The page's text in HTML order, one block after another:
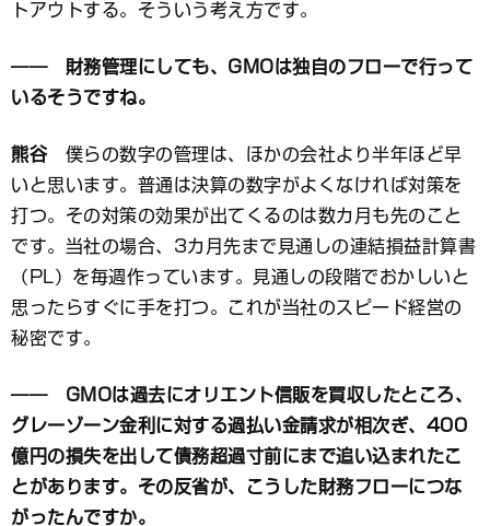
トアウトする。そういう考え方です。
―― 財務管理にしても、GMOは独自のフローで行って
いるそうですね。
熊谷僕らの数字の管理は、ほかの会社より半年ほど早
いと思います。普通は決算の数字がよくなければ対策を
打つ。その対策の効果が出てくるのは数カ月も先のこと
です。当社の場合、3カ月先まで見通しの連結損益計算書
（PL）を毎週作っています。見通しの段階でおかしいと
思ったらすぐに手を打つ。これが当社のスピード経営の
秘密です。
―― GMOは過去にオリエント信販を買収したところ、
グレーゾーン金利に対する過払い金請求が相次ぎ、400
億円の損失を出して債務超過寸前にまで追い込まれたこ
とがあります。その反省が、こうした財務フローにつな
がったんですか。